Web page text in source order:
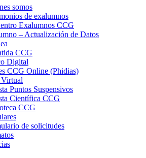
somos
de exalumnos
Exalumnos CCG
– Actualización de Datos
CCG
Digital
CCG Online (Phidias)
Puntos Suspensivos
Científica CCG
CCG
de solicitudes